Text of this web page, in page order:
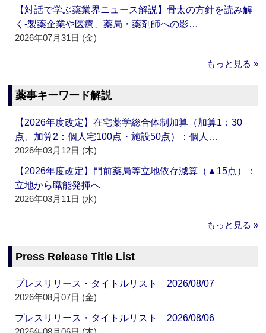
【対話で学ぶ薬業界ニュース解説】骨太の方針を読み解
く‐製薬企業や医療、薬局・薬剤師への影…
2026年07月31日 (金)
もっと見る »
薬事キーワード解説
【2026年度改定】在宅薬学総合体制加算（加算1：30
点、加算2：個人宅100点・施設50点）：個人…
2026年03月12日 (木)
【2026年度改定】門前薬局等立地依存減算（▲15点）：
立地から職能発揮へ
2026年03月11日 (水)
もっと見る »
Press Release Title List
プレスリリース・タイトルリスト 2026/08/07
2026年08月07日 (金)
プレスリリース・タイトルリスト 2026/08/06